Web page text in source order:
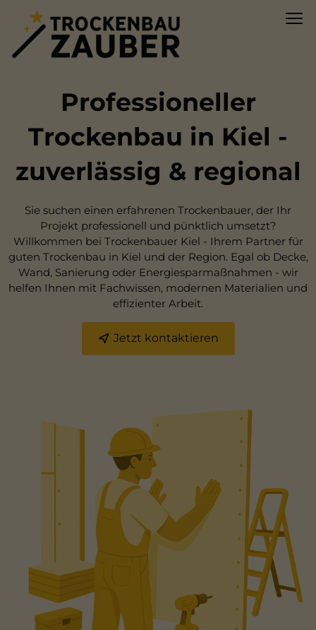
Professioneller
Trockenbau in Kiel -
zuverlässig & regional
Sie suchen einen erfahrenen Trockenbauer, der Ihr
Projekt professionell und pünktlich umsetzt?
Willkommen bei Trockenbauer Kiel - Ihrem Partner für
guten Trockenbau in Kiel und der Region. Egal ob Decke,
Wand, Sanierung oder Energiesparmaßnahmen - wir
helfen Ihnen mit Fachwissen, modernen Materialien und
effizienter Arbeit.
Jetzt kontaktieren